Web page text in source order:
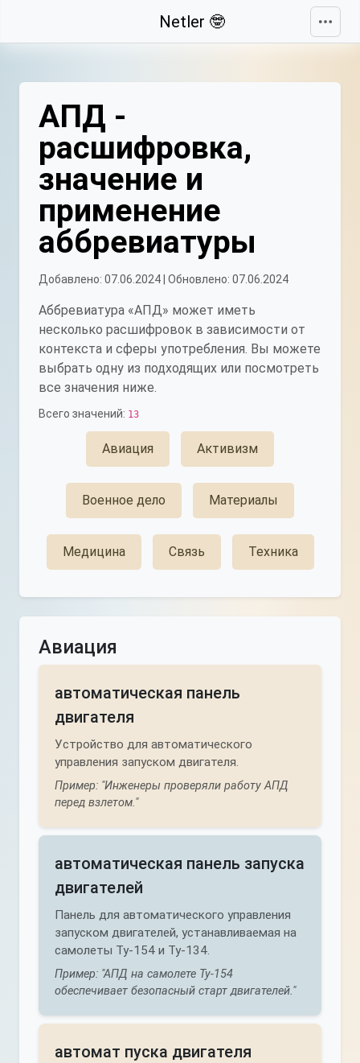
Netler 🤓
АПД -
расшифровка,
значение и
применение
аббревиатуры
Добавлено: 07.06.2024 | Обновлено: 07.06.2024
Аббревиатура «АПД» может иметь
несколько расшифровок в зависимости от
контекста и сферы употребления. Вы можете
выбрать одну из подходящих или посмотреть
все значения ниже.
Всего значений: 13
Авиация Активизм
Военное дело Материалы
Медицина Связь Техника
Авиация
автоматическая панель
двигателя
Устройство для автоматического
управления запуском двигателя.
Пример: "Инженеры проверяли работу АПД
перед взлетом."
автоматическая панель запуска
двигателей
Панель для автоматического управления
запуском двигателей, устанавливаемая на
самолеты Ту-154 и Ту-134.
Пример: "АПД на самолете Ту-154
обеспечивает безопасный старт двигателей."
автомат пуска двигателя